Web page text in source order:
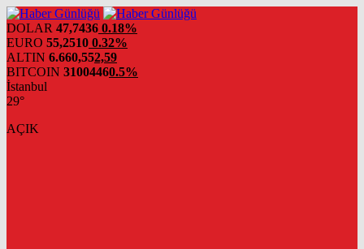
DOLAR 47,7436 0.18%
EURO 55,2510 0.32%
ALTIN 6.660,552,59
BITCOIN 31004460.5%
İstanbul
29°
AÇIK